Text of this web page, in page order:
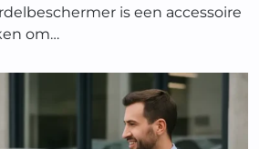
is een accessoire
om…